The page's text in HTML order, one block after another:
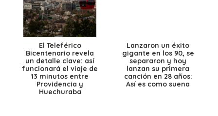
El Teleférico
Bicentenario revela
un detalle clave: así
funcionará el viaje de
13 minutos entre
Providencia y
Huechuraba
Lanzaron un éxito
gigante en los 90, se
separaron y hoy
lanzan su primera
canción en 28 años:
Así es como suena